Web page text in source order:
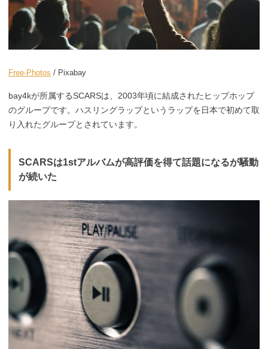
Free-Photos / Pixabay
bay4kが所属するSCARSは、2003年頃に結成されたヒップホップ
のグループです。ハスリングラップというラップを日本で初めて取
り入れたグループとされています。
SCARSは1stアルバムが高評価を得て話題になるが騒動
が続いた